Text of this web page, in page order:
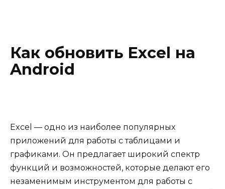
Как обновить Excel на
Android
Excel — одно из наиболее популярных
приложений для работы с таблицами и
графиками. Он предлагает широкий спектр
функций и возможностей, которые делают его
незаменимым инструментом для работы с